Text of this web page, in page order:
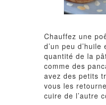
Chauffez une
d’un peu
quantité de la
comme des
avez des petits
vous les
cuire de l’autre